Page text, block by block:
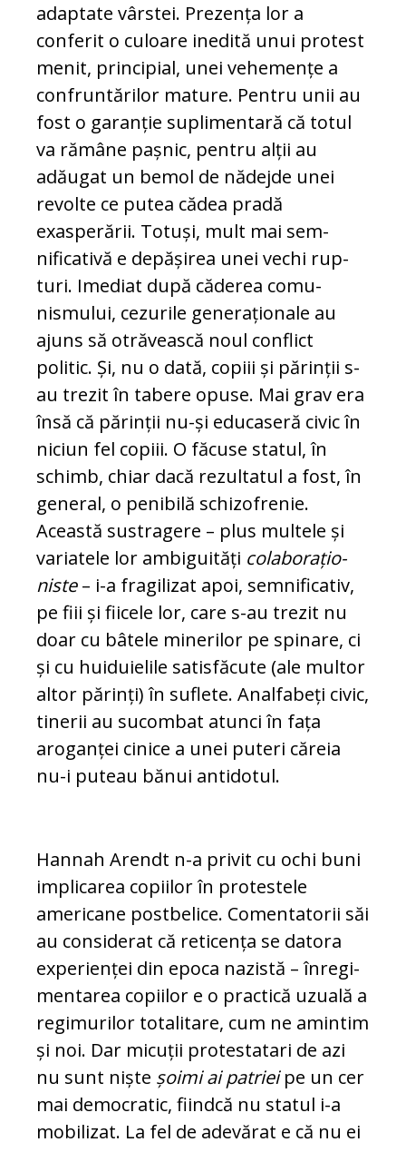
adaptate vârstei. Pre­zența lor a
conferit o culoare inedită unui protest
menit, principial, unei ve­he­mențe a
confruntărilor mature. Pentru unii au
fost o garanție suplimentară că to­tul
va ră­mâ­ne pașnic, pentru alții au
adăugat un be­mol de nădejde unei
revolte ce putea că­dea pradă
exasperării. Totuși, mult mai sem­
nificativă e depășirea unei vechi rup­
turi. Imediat după căderea co­mu­
nismului, ce­zurile generaționale au
ajuns să otră­veas­că noul conflict
politic. Și, nu o dată, co­piii și părinții s-
au trezit în ta­be­re opuse. Mai grav era
însă că părinții nu-și edu­ca­seră civic în
niciun fel copiii. O făcuse sta­tul, în
schimb, chiar dacă rezul­ta­tul a fost, în
general, o penibilă schi­zo­frenie.
Această sustragere – plus multele și
va­ria­tele lor ambiguități cola­bo­ra­țio­
nis­te– i-a fragilizat apoi, semnificativ,
pe fiii și fii­cele lor, care s-au trezit nu
doar cu bâ­tele minerilor pe spinare, ci
și cu hui­du­ielile sa­tisfăcute (ale multor
altor părinți) în su­flete. Analfabeți civic,
tinerii au su­combat atunci în fața
aroganței cinice a unei puteri căreia
nu-i puteau bănui an­tidotul.
Hannah Arendt n-a privit cu ochi buni
implicarea copiilor în pro­testele
americane pos­t­belice. Comentatorii săi
au con­siderat că reticența se datora
ex­pe­ri­en­ței din epoca nazistă – înre­gi­
men­tarea co­pii­lor e o practică uzuală a
regi­mu­rilor to­ta­litare, cum ne amintim
și noi. Dar mi­cu­ții protestatari de azi
nu sunt niște șoimi ai patrieipe un cer
mai de­mo­cratic, fiind­că nu statul i-a
mobilizat. La fel de ade­vă­rat e că nu ei